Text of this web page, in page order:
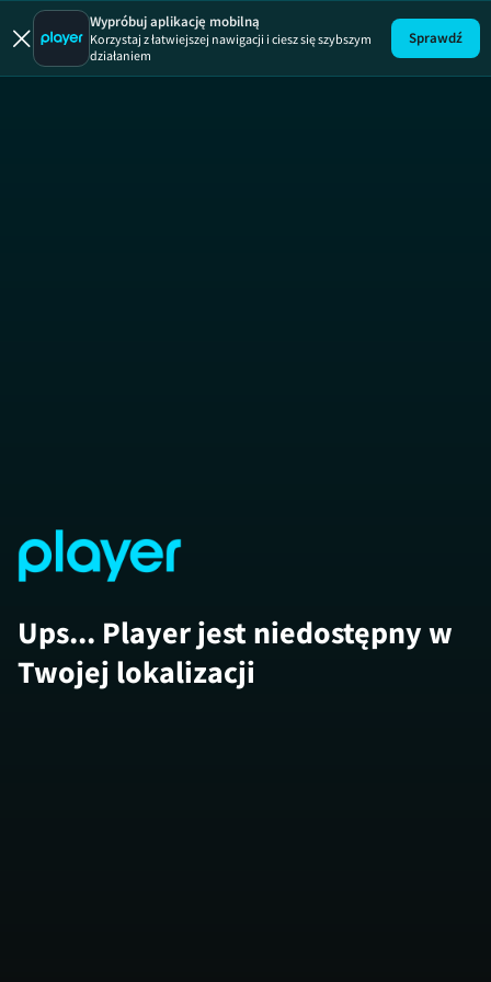
Wypróbuj aplikację mobilną
Korzystaj z łatwiejszej nawigacji i ciesz się szybszym
działaniem
Sprawdź
Ups... Player jest niedostępny w
Twojej lokalizacji